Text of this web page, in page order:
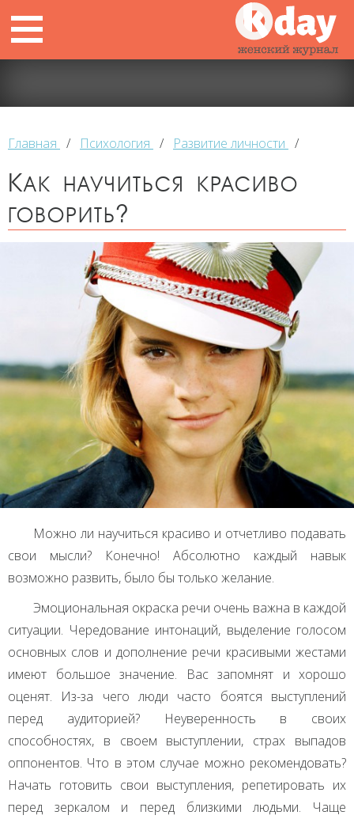
Главная / Психология / Развитие личности /
Как научиться красиво
говорить?
Можно ли научиться красиво и отчетливо подавать
свои мысли? Конечно! Абсолютно каждый навык
возможно развить, было бы только желание.
Эмоциональная окраска речи очень важна в каждой
ситуации. Чередование интонаций, выделение голосом
основных слов и дополнение речи красивыми жестами
имеют большое значение. Вас запомнят и хорошо
оценят. Из-за чего люди часто боятся выступлений
перед аудиторией? Неуверенность в своих
способностях, в своем выступлении, страх выпадов
оппонентов. Что в этом случае можно рекомендовать?
Начать готовить свои выступления, репетировать их
перед зеркалом и перед близкими людьми. Чаще